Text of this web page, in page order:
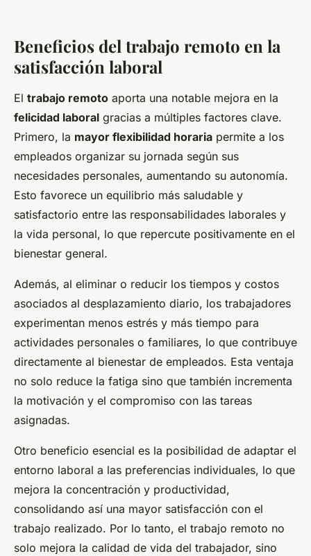
Beneficios del trabajo remoto en la
satisfacción laboral
El trabajo remoto aporta una notable mejora en la
felicidad laboral gracias a múltiples factores clave.
Primero, la mayor flexibilidad horaria permite a los
empleados organizar su jornada según sus
necesidades personales, aumentando su autonomía.
Esto favorece un equilibrio más saludable y
satisfactorio entre las responsabilidades laborales y
la vida personal, lo que repercute positivamente en el
bienestar general.
Además, al eliminar o reducir los tiempos y costos
asociados al desplazamiento diario, los trabajadores
experimentan menos estrés y más tiempo para
actividades personales o familiares, lo que contribuye
directamente al bienestar de empleados. Esta ventaja
no solo reduce la fatiga sino que también incrementa
la motivación y el compromiso con las tareas
asignadas.
Otro beneficio esencial es la posibilidad de adaptar el
entorno laboral a las preferencias individuales, lo que
mejora la concentración y productividad,
consolidando así una mayor satisfacción con el
trabajo realizado. Por lo tanto, el trabajo remoto no
solo mejora la calidad de vida del trabajador, sino